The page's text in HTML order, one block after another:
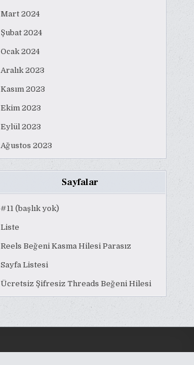
Mart 2024
Şubat 2024
Ocak 2024
Aralık 2023
Kasım 2023
Ekim 2023
Eylül 2023
Ağustos 2023
Sayfalar
#11 (başlık yok)
Liste
Reels Beğeni Kasma Hilesi Parasız
Sayfa Listesi
Ücretsiz Şifresiz Threads Beğeni Hilesi